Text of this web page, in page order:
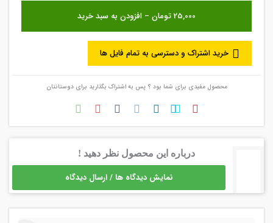
خرید اشتراک و دسترسی به تمام فایل ها
محصول مفیدی برای شما بود ؟ پس به اشتراک بگذارید برای دوستانتان
درباره این محصول نظر دهید !
نمایش دیدگاه ها / ارسال دیدگاه